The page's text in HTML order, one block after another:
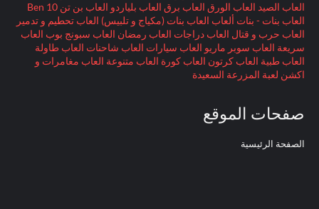
العاب الصيد العاب الورق العاب برق العاب بلياردو العاب بن تن Ben 10
العاب بنات - بنات ألعاب العاب بنات (مكياج و تلبيس) العاب تحطيم و تدمير
العاب حرب و قتال العاب دراجات العاب رمضان العاب سبونج بوب العاب
سريعة العاب سوبر ماريو العاب سيارات العاب شاحنات العاب طاولة
العاب طبية العاب كرتون العاب كورة العاب متنوعة العاب مغامرات و
اكشن لعبة المزرعة السعيدة
صفحات الموقع
الصفحة الرئيسية